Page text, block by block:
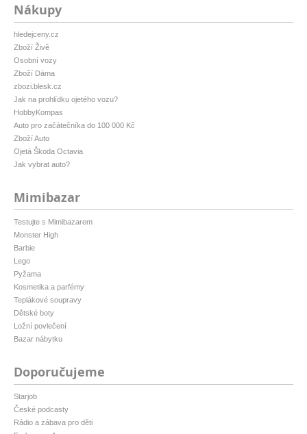
Nákupy
hledejceny.cz
Zboží Živě
Osobní vozy
Zboží Dáma
zbozi.blesk.cz
Jak na prohlídku ojetého vozu?
HobbyKompas
Auto pro začátečníka do 100 000 Kč
Zboží Auto
Ojetá Škoda Octavia
Jak vybrat auto?
Mimibazar
Testujte s Mimibazarem
Monster High
Barbie
Lego
Pyžama
Kosmetika a parfémy
Teplákové soupravy
Dětské boty
Ložní povlečení
Bazar nábytku
Doporučujeme
Starjob
České podcasty
Rádio a zábava pro děti